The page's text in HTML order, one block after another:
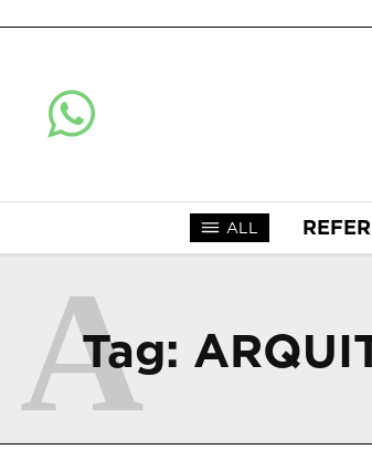
ALL
Tag:
A